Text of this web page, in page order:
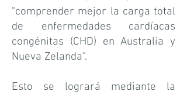
"comprender mejor la carga total
de enfermedades cardíacas
congénitas (CHD) en Australia y
Nueva Zelanda".
Esto se logrará mediante la